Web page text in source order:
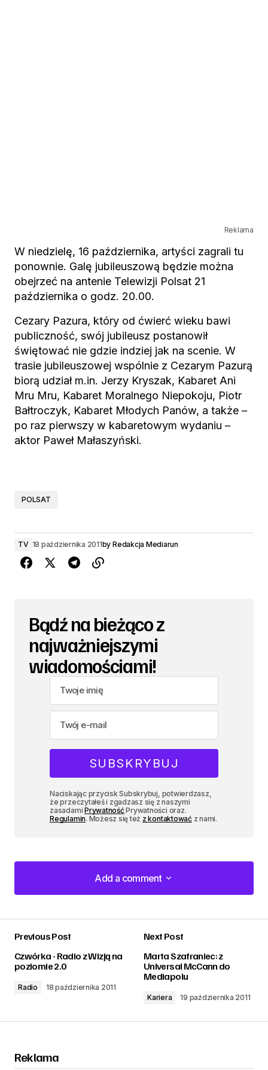
Reklama
W niedzielę, 16 października, artyści zagrali tu
ponownie. Galę jubileuszową będzie można
obejrzeć na antenie Telewizji Polsat 21
października o godz. 20.00.
Cezary Pazura, który od ćwierć wieku bawi
publiczność, swój jubileusz postanowił
świętować nie gdzie indziej jak na scenie. W
trasie jubileuszowej wspólnie z Cezarym Pazurą
biorą udział m.in. Jerzy Kryszak, Kabaret Ani
Mru Mru, Kabaret Moralnego Niepokoju, Piotr
Bałtroczyk, Kabaret Młodych Panów, a także –
po raz pierwszy w kabaretowym wydaniu –
aktor Paweł Małaszyński.
POLSAT
TV 18 października 2011by Redakcja Mediarun
Bądź na bieżąco z
najważniejszymi
wiadomościami!
Naciskając przycisk Subskrybuj, potwierdzasz,
że przeczytałeś i zgadzasz się z naszymi
zasadamiPrywatnośćPrywatności oraz.
Regulamin. Możesz się też z kontaktowaćz nami.
Add a comment
Add a comment
Previous Post
Czwórka - Radio z Wizją na
poziomie 2.0
Radio 18 października 2011
Next Post
Marta Szafraniec: z
Universal McCann do
Mediapolu
Kariera 19 października 2011
Reklama